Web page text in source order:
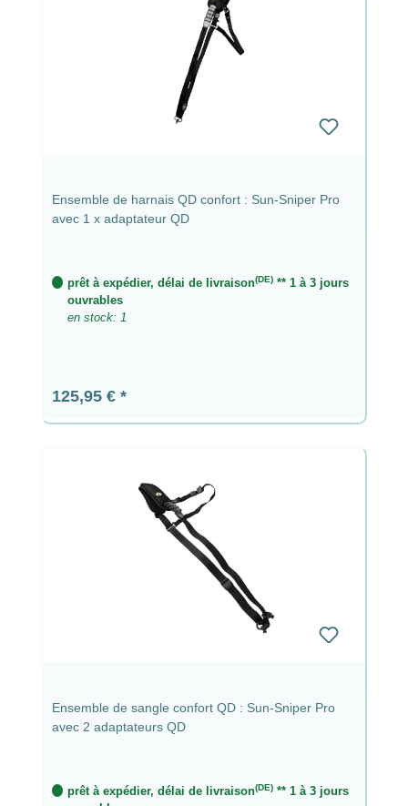
Ensemble de harnais QD confort : Sun-Sniper Pro
avec 1 x adaptateur QD
prêt à expédier, délai de livraison(DE)** 1 à 3 jours
ouvrables
en stock: 1
Prix régulier :
125,95 €
Ensemble de sangle confort QD : Sun-Sniper Pro
avec 2 adaptateurs QD
prêt à expédier, délai de livraison(DE)** 1 à 3 jours